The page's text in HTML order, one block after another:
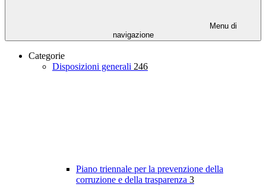
Menu di
navigazione
Categorie
Disposizioni generali 246
Piano triennale per la prevenzione della
corruzione e della trasparenza 3